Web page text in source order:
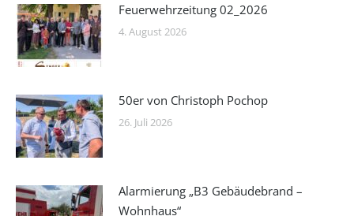
Feuerwehrzeitung 02_2026
4. August 2026
50er von Christoph Pochop
26. Juli 2026
Alarmierung „B3 Gebäudebrand –
Wohnhaus“